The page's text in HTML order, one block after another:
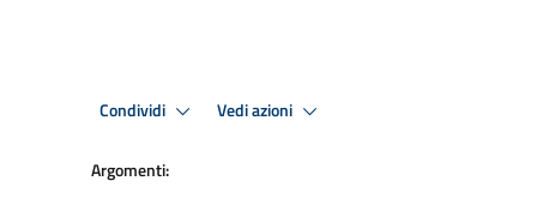
Condividi Vedi azioni
Argomenti: